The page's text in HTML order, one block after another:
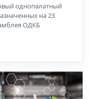
однопалатный
на 23
ОДКБ